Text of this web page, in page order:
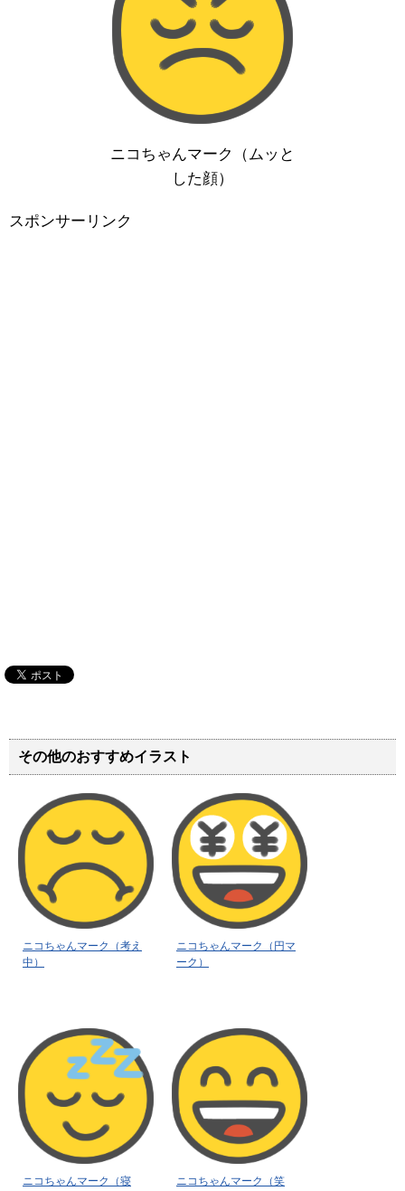
ニコちゃんマーク（ムッと
した顔）
スポンサーリンク
その他のおすすめイラスト
ニコちゃんマーク（考え
中）
ニコちゃんマーク（円マ
ーク）
ニコちゃんマーク（寝 ニコちゃんマーク（笑